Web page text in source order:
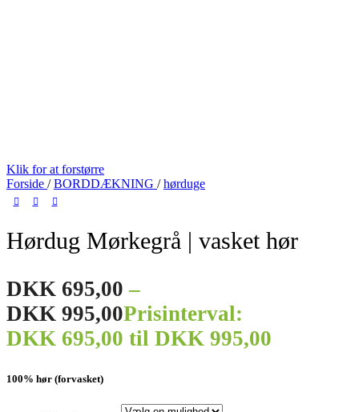
Klik for at forstørre
Forside / BORDDÆKNING / hørduge
Hørdug Mørkegrå | vasket hør
DKK 695,00 –
DKK 995,00Prisinterval:
DKK 695,00 til DKK 995,00
100% hør (forvasket)